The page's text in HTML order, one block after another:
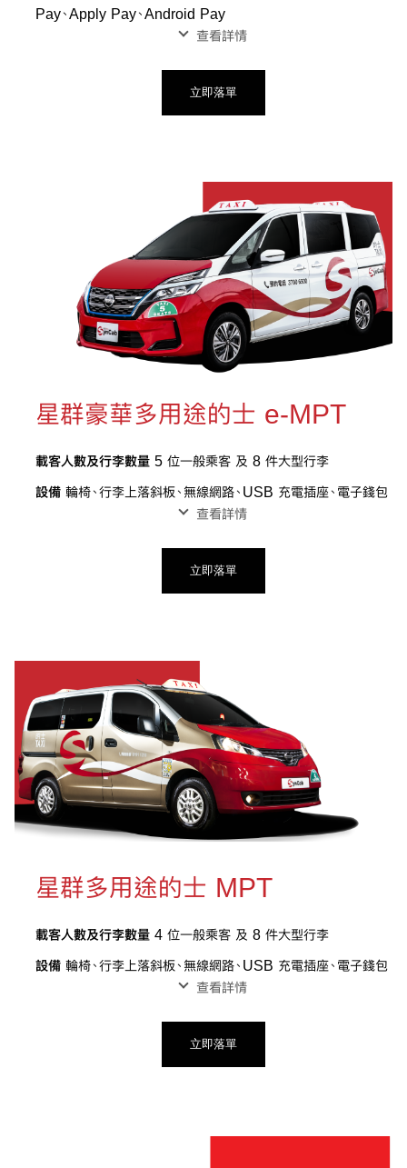
Pay、Apply Pay、Android Pay
查看詳情
立即落單
星群豪華多用途的士 e-MPT
載客人數及行李數量 5 位一般乘客 及 8 件大型行李
設備 輪椅、行李上落斜板、無線網路、USB 充電插座、電子錢包
查看詳情
立即落單
星群多用途的士 MPT
載客人數及行李數量 4 位一般乘客 及 8 件大型行李
設備 輪椅、行李上落斜板、無線網路、USB 充電插座、電子錢包
查看詳情
立即落單